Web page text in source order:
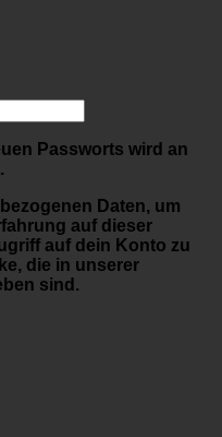
Passworts wird an
Daten, um
auf dieser
auf dein Konto zu
die in unserer
sind.